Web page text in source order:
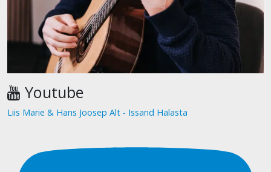
Youtube
Liis Marie & Hans Joosep Alt - Issand Halasta